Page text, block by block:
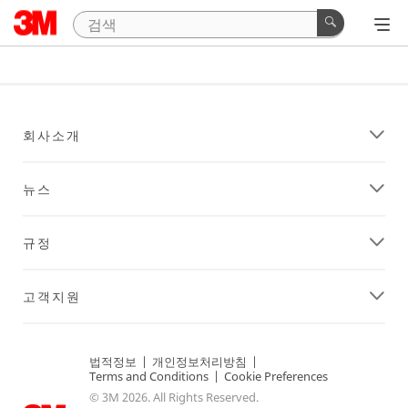
회사소개
뉴스
규정
고객지원
법적정보 | 개인정보처리방침 |
Terms and Conditions | Cookie Preferences
© 3M 2026. All Rights Reserved.